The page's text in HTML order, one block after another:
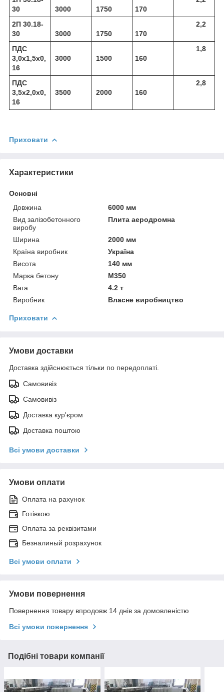
30
3000 1750 170
2П 30.18-
30
3000 1750 170
2,2
ПДС
3,0х1,5х0,
16
3000 1500 160
1,8
ПДС
3,5х2,0х0,
16
3500 2000 160
2,8
Приховати
Характеристики
Основні
Довжина
6000 мм
Вид залізобетонного
виробу
Плита аеродромна
Ширина
2000 мм
Країна виробник
Україна
Висота
140 мм
Марка бетону
М350
Вага
4.2 т
Виробник
Власне виробництво
Приховати
Умови доставки
Доставка здійснюється тільки по передоплаті.
Самовивіз
Самовивіз
Доставка кур'єром
Доставка поштою
Всі умови доставки
Умови оплати
Оплата на рахунок
Готівкою
Оплата за реквізитами
Безналиный розрахунок
Всі умови оплати
Умови повернення
Повернення товару впродовж 14 днів за домовленістю
Всі умови повернення
Подібні товари компанії